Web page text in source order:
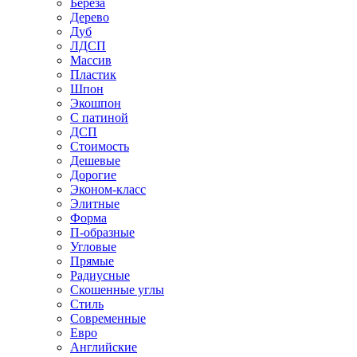
Береза
Дерево
Дуб
ЛДСП
Массив
Пластик
Шпон
Экошпон
С патиной
ДСП
Стоимость
Дешевые
Дорогие
Эконом-класс
Элитные
Форма
П-образные
Угловые
Прямые
Радиусные
Скошенные углы
Стиль
Современные
Евро
Английские